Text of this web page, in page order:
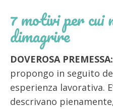
7 motivi per cui
dimagrire
DOVEROSA PREMESSA:
propongo in seguito
esperienza lavorativa.
descrivano